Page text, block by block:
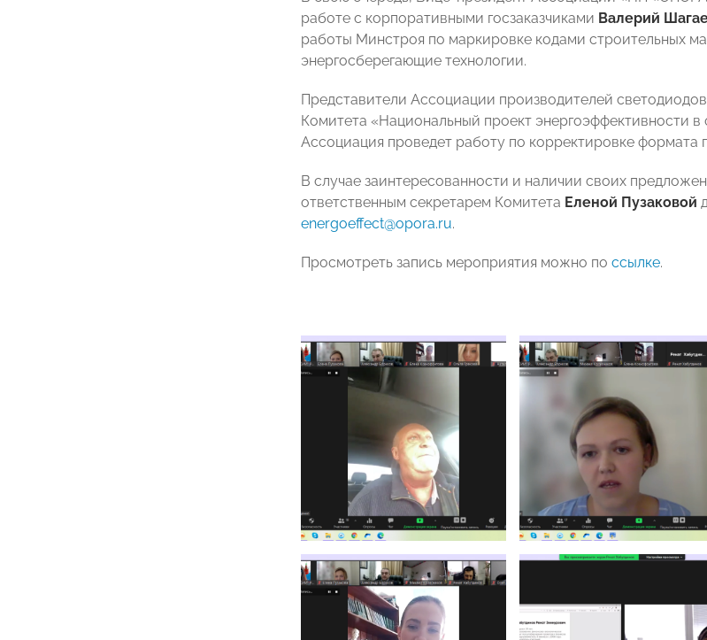
работе с корпоративными госзаказчиками Валерий
работы Минстроя по маркировке кодами строительных
энергосберегающие технологии.
Представители Ассоциации производителей
Комитета «Национальный проект энергоэффективности
Ассоциация проведет работу по корректировке формата
В случае заинтересованности и наличии своих
ответственным секретарем Комитета Еленой Пузаковой
energoeffect@opora.ru.
Просмотреть запись мероприятия можно по ссылке.